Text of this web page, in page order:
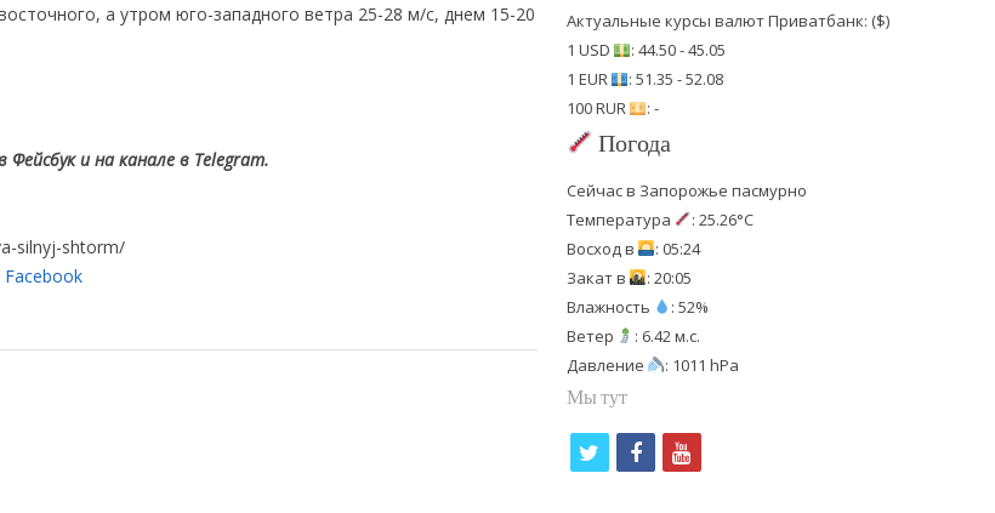
а утром юго-западного ветра 25-28 м/с, днем 15-20
и на канале в Telegram.
silnyj-shtorm/
Facebook
Актуальные курсы валют Приватбанк: ($)
1 USD
: 44.50 - 45.05
1 EUR
: 51.35 - 52.08
100 RUR
: -
Погода
Сейчас в Запорожье пасмурно
Температура
: 25.26°C
Восход в
: 05:24
Закат в
: 20:05
Влажность
: 52%
Ветер
: 6.42 м.с.
Давление
: 1011 hPa
Мы тут
f
y